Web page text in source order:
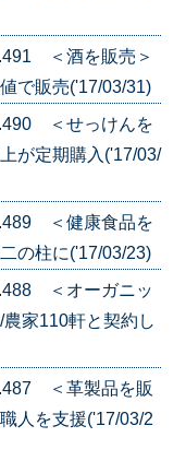
＜酒を販売＞
で販売('17/03/31)
＜せっけんを
が定期購入('17/03/
＜健康食品を
の柱に('17/03/23)
＜オーガニッ
家110軒と契約し
＜革製品を販
人を支援('17/03/2